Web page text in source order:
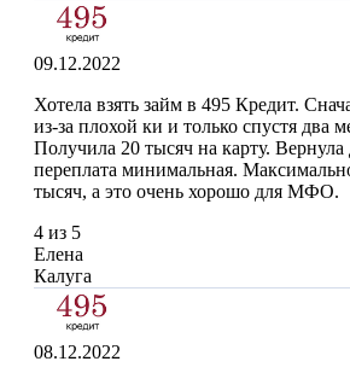
09.12.2022
Хотела взять займ в 495 Кредит.
из-за плохой ки и только спустя два
Получила 20 тысяч на карту. Вернула
переплата минимальная.
тысяч, а это очень хорошо для МФО.
4 из 5
Елена
Калуга
08.12.2022